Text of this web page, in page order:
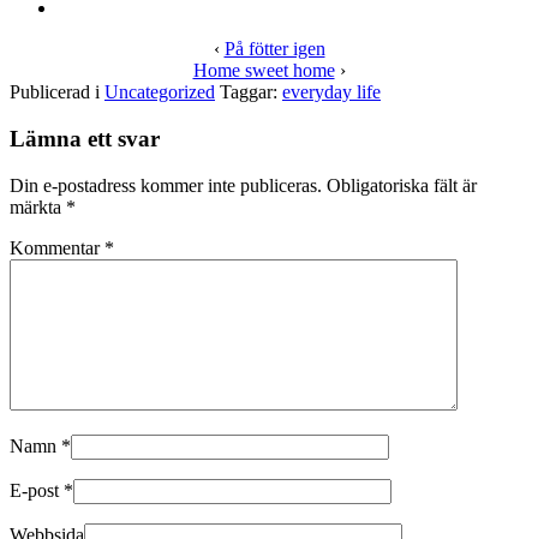
‹ På fötter igen
Home sweet home›
Publicerad i Uncategorized Taggar: everyday life
Lämna ett svar
Din e-postadress kommer inte publiceras. Obligatoriska fält är
märkta *
Kommentar *
Namn *
E-post *
Webbsida